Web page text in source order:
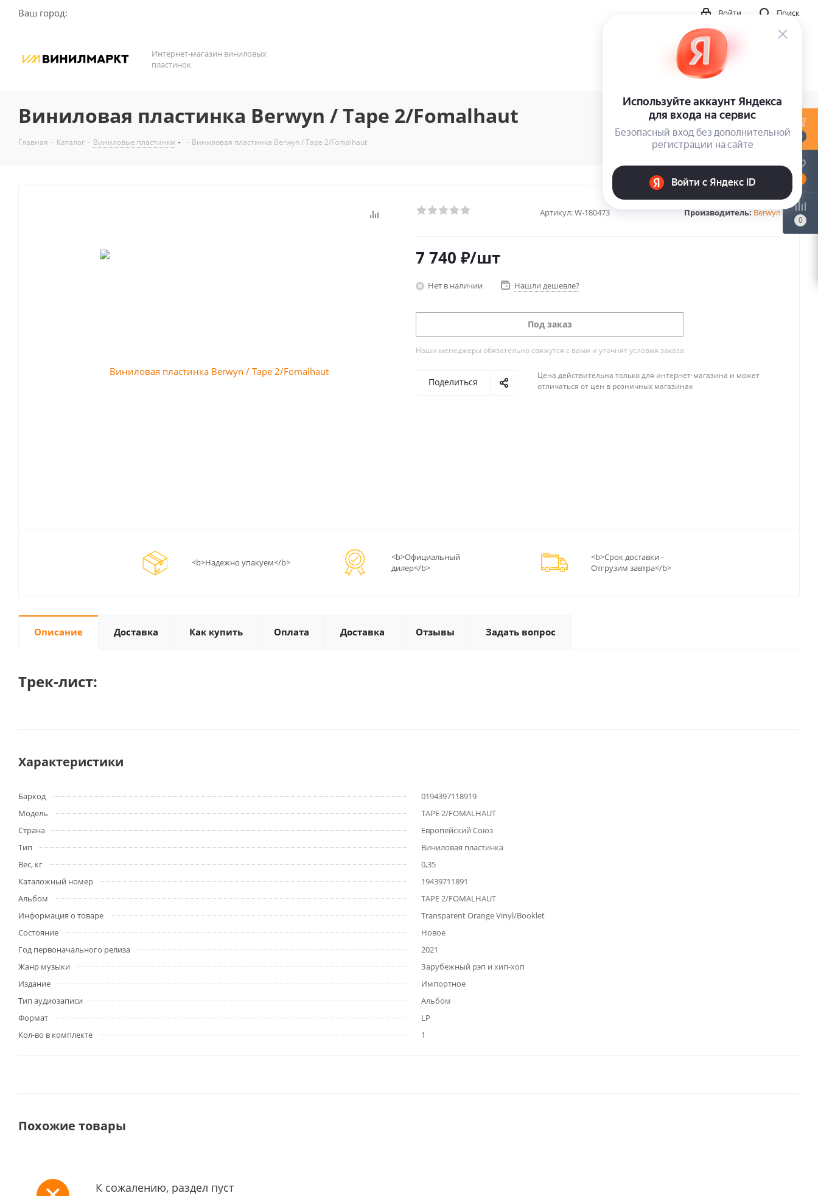
Ваш город: Поиск
Войти
Интернет-магазин виниловых
пластинок
Виниловая пластинка Berwyn / Tape 2/Fomalhaut
Главная - Каталог - Виниловые пластинки - Виниловая пластинка Berwyn / Tape 2/Fomalhaut
Артикул:W-180473 Производитель:Berwyn
7 740 ₽/шт
Нет в наличии Нашли дешевле?
Под заказ
Наши менеджеры обязательно свяжутся с вами и уточнят условия заказа
Поделиться
Цена действительна только для интернет-магазина и может
отличаться от цен в розничных магазинах
<b>Надежно упакуем</b>
<b>Официальный
дилер</b>
<b>Срок доставки -
Отгрузим завтра</b>
Описание Доставка Как купить Оплата Доставка Отзывы Задать вопрос
Трек-лист:
Характеристики
Баркод
0194397118919
Модель
TAPE 2/FOMALHAUT
Страна
Европейский Союз
Тип
Виниловая пластинка
Вес, кг
0,35
Каталожный номер
19439711891
Альбом
TAPE 2/FOMALHAUT
Информация о товаре
Transparent Orange Vinyl/Booklet
Состояние
Новое
Год первоначального релиза
2021
Жанр музыки
Зарубежный рэп и хип-хоп
Издание
Импортное
Тип аудиозаписи
Альбом
Формат
LP
Кол-во в комплекте
1
Похожие товары
К сожалению, раздел пуст
0
0
0